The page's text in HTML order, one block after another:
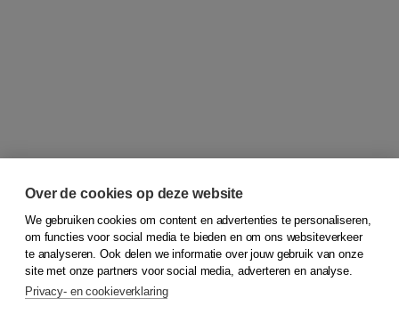
© 2026Koninklijke Boom uitgevers
Over de cookies op deze website
We gebruiken cookies om content en advertenties te personaliseren,
om functies voor social media te bieden en om ons websiteverkeer
te analyseren. Ook delen we informatie over jouw gebruik van onze
site met onze partners voor social media, adverteren en analyse.
Privacy- en cookieverklaring